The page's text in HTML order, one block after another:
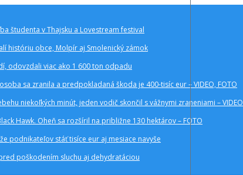
študenta v Thajsku a Lovestream festival
históriu obce, Molpír aj Smolenický zámok
odovzdali viac ako 1 600 ton odpadu
sa zranila a predpokladaná škoda je 400-tisíc eur – VIDEO, FOTO
niekoľkých minút, jeden vodič skončil s vážnymi zraneniami – VIDEO
Hawk. Oheň sa rozšíril na približne 130 hektárov – FOTO
podnikateľov stáť tisíce eur aj mesiace navyše
poškodením sluchu aj dehydratáciou